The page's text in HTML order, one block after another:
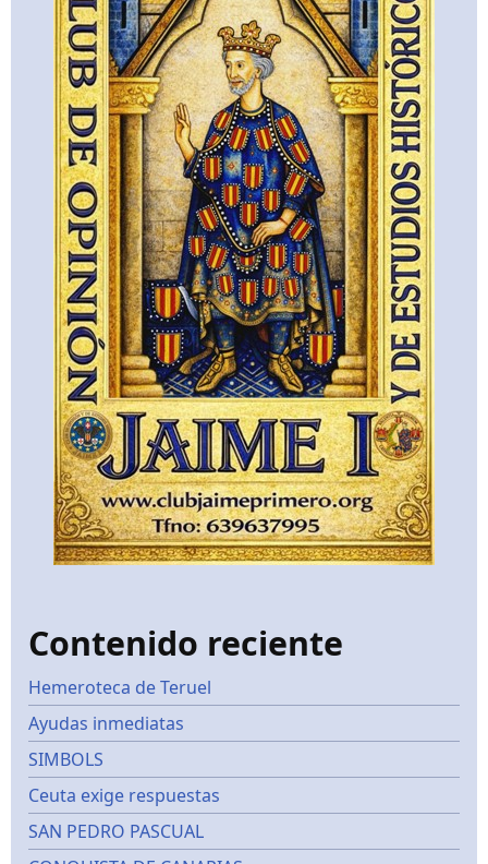
Contenido reciente
Hemeroteca de Teruel
Ayudas inmediatas
SIMBOLS
Ceuta exige respuestas
SAN PEDRO PASCUAL